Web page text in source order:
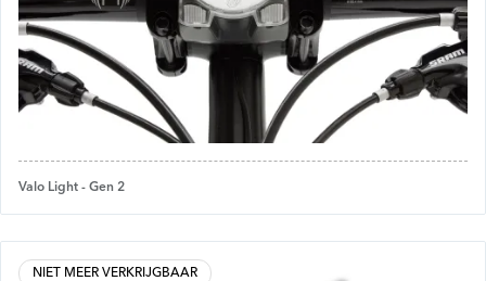
Valo Light - Gen 2
NIET MEER VERKRIJGBAAR